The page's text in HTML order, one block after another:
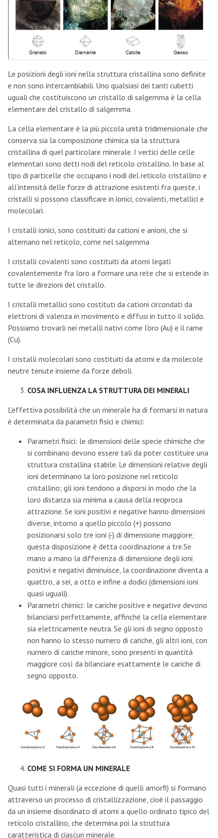
Le posizioni degli ioni nella struttura cristallina sono definite
e non sono intercambiabili. Uno qualsiasi dei tanti cubetti
uguali che costituiscono un cristallo di salgemma è la cella
elementare del cristallo di salgemma.
La cella elementare è la più piccola unità tridimensionale che
conserva sia la composizione chimica sia la struttura
cristallina di quel particolare minerale. I vertici delle celle
elementari sono detti nodi del reticolo cristallino. In base al
tipo di particelle che occupano i nodi del reticolo cristallino e
all'intensità delle forze di attrazione esistenti fra queste, i
cristalli si possono classificare in ionici, covalenti, metallici e
molecolari.
I cristalli ionici, sono costituiti da cationi e anioni, che si
alternano nel reticolo, come nel salgemma
I cristalli covalenti sono costituiti da atomi legati
covalentemente fra loro a formare una rete che si estende in
tutte le direzioni del cristallo.
I cristalli metallici sono costituti da cationi circondati da
elettroni di valenza in movimento e diffusi in tutto il solido.
Possiamo trovarli nei metalli nativi come l'oro (Au) e il rame
(Cu).
I cristalli molecolari sono costituiti da atomi e da molecole
neutre tenute insieme da forze deboli.
COSA INFLUENZA LA STRUTTURA DEI MINERALI
L'effettiva possibilità che un minerale ha di formarsi in natura
è determinata da parametri fisici e chimici:
Parametri fisici: le dimensioni delle specie chimiche che
si combinano devono essere tali da poter costituire una
struttura cristallina stabile. Le dimensioni relative degli
ioni determinano la loro posizione nel reticolo
cristallino; gli ioni tendono a disporsi in modo che la
loro distanza sia minima a causa della reciproca
attrazione. Se ioni positivi e negative hanno dimensioni
diverse, intorno a quello piccolo (+) possono
posizionarsi solo tre ioni (-) di dimensione maggiore;
questa disposizione è detta coordinazione a tre.Se
mano a mano la differenza di dimensione degli ioni
positivi e negativi diminuisce, la coordinazione diventa a
quattro, a sei, a otto e infine a dodici (dimensioni ioni
quasi uguali).
Parametri chimici: le cariche positive e negative devono
bilanciarsi perfettamente, affinché la cella elementare
sia elettricamente neutra. Se gli ioni di segno opposto
non hanno lo stesso numero di cariche, gli altri ioni, con
numero di cariche minore, sono presenti in quantità
maggiore così da bilanciare esattamente le cariche di
segno opposto.
COME SI FORMA UN MINERALE
Quasi tutti i minerali (a eccezione di quelli amorfi) si formano
attraverso un processo di cristallizzazione, cioè il passaggio
da un insieme disordinato di atomi a quello ordinato tipico del
reticolo cristallino, che determina poi la struttura
caratteristica di ciascun minerale.